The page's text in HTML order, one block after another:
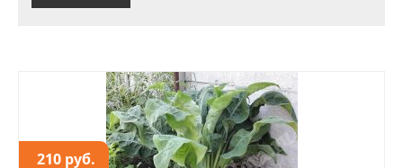
210 руб.